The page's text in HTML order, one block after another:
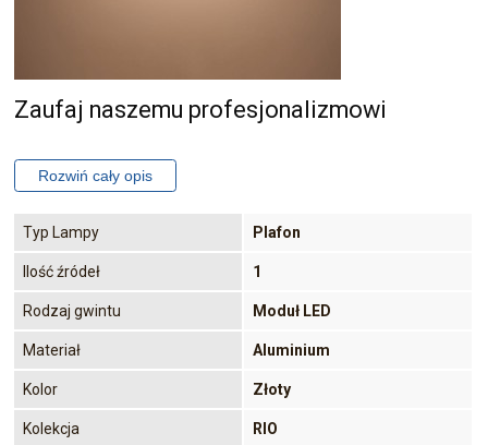
Zaufaj naszemu profesjonalizmowi
Typ Lampy Plafon
Ilość źródeł 1
Rodzaj gwintu Moduł LED
Materiał Aluminium
Kolor Złoty
Kolekcja RIO